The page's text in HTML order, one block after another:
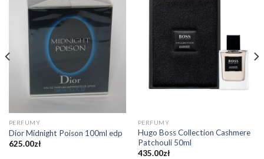
PERFUMY
Dior Midnight Poison 100ml edp
625.00zł
PERFUMY
Hugo Boss Collection Cashmere
Patchouli 50ml
435.00zł